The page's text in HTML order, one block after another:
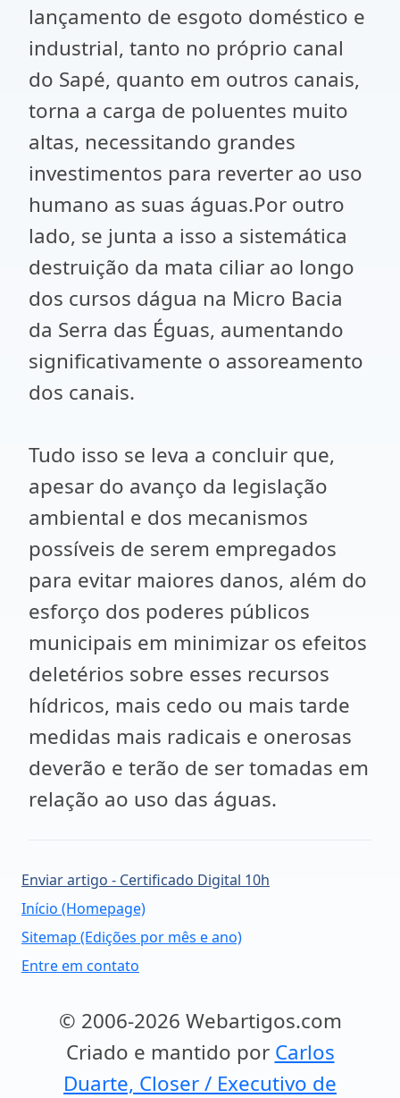
lançamento de esgoto doméstico e
industrial, tanto no próprio canal
do Sapé, quanto em outros canais,
torna a carga de poluentes muito
altas, necessitando grandes
investimentos para reverter ao uso
humano as suas águas.Por outro
lado, se junta a isso a sistemática
destruição da mata ciliar ao longo
dos cursos dágua na Micro Bacia
da Serra das Éguas, aumentando
significativamente o assoreamento
dos canais.
Tudo isso se leva a concluir que,
apesar do avanço da legislação
ambiental e dos mecanismos
possíveis de serem empregados
para evitar maiores danos, além do
esforço dos poderes públicos
municipais em minimizar os efeitos
deletérios sobre esses recursos
hídricos, mais cedo ou mais tarde
medidas mais radicais e onerosas
deverão e terão de ser tomadas em
relação ao uso das águas.
Enviar artigo - Certificado Digital 10h
Início (Homepage)
Sitemap (Edições por mês e ano)
Entre em contato
© 2006-2026 Webartigos.com
Criado e mantido por Carlos
Duarte, Closer / Executivo de